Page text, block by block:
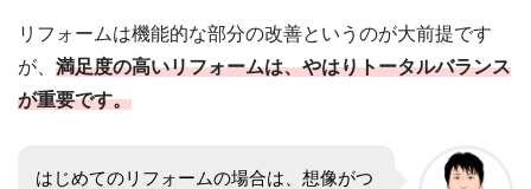
リフォームは機能的な部分の改善というのが大前提です
が、 満足度の高いリフォームは、やはりトータルバランス
が重要です。
はじめてのリフォームの場合は、想像がつ